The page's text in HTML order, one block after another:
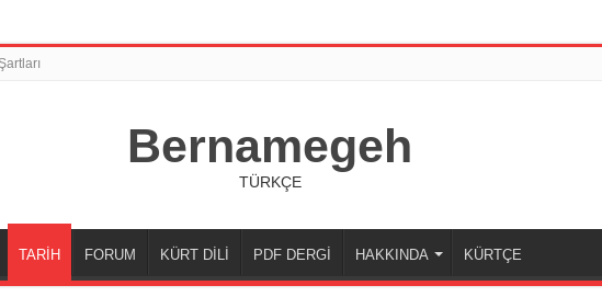
Bernamegeh
TÜRKÇE
TARİH FORUM KÜRT DİLİ PDF DERGİ HAKKINDA KÜRTÇE